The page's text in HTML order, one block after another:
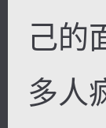
己的
多人